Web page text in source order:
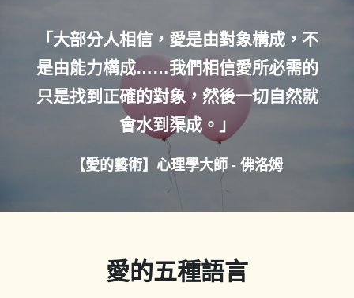
「大部分人相信，愛是由對象構成，不
是由能力構成……我們相信愛所必需的
只是找到正確的對象，然後一切自然就
會水到渠成。」
【愛的藝術】心理學大師 - 佛洛姆
愛的五種語言